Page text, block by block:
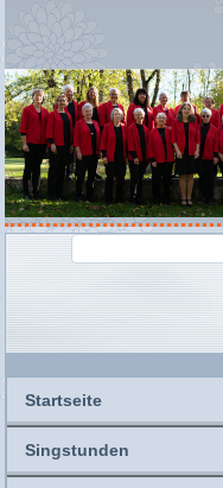
Startseite
Singstunden